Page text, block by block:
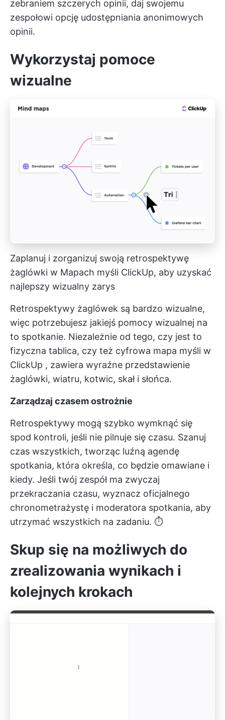
zebraniem szczerych opinii, daj swojemu
zespołowi opcję udostępniania anonimowych
opinii.
Wykorzystaj pomoce
wizualne
Zaplanuj i zorganizuj swoją retrospektywę
żaglówki w Mapach myśli ClickUp, aby uzyskać
najlepszy wizualny zarys
Retrospektywy żaglówek są bardzo wizualne,
więc potrzebujesz jakiejś pomocy wizualnej na
to spotkanie. Niezależnie od tego, czy jest to
fizyczna tablica, czy też cyfrowa mapa myśli w
ClickUp , zawiera wyraźne przedstawienie
żaglówki, wiatru, kotwic, skał i słońca.
Zarządzaj czasem ostrożnie
Retrospektywy mogą szybko wymknąć się
spod kontroli, jeśli nie pilnuje się czasu. Szanuj
czas wszystkich, tworząc luźną agendę
spotkania, która określa, co będzie omawiane i
kiedy. Jeśli twój zespół ma zwyczaj
przekraczania czasu, wyznacz oficjalnego
chronometrażystę i moderatora spotkania, aby
utrzymać wszystkich na zadaniu. ⏱️
Skup się na możliwych do
zrealizowania wynikach i
kolejnych krokach